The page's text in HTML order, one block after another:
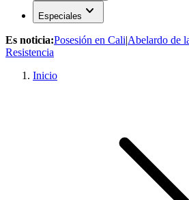
Especiales expand_more
Es noticia:Posesión en Cali|Abelardo de
Resistencia
Inicio